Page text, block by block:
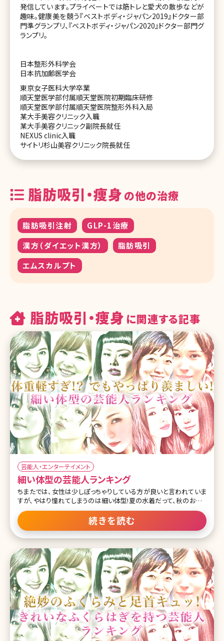
発信しています。プライベートでは筋トレと愛犬の散歩などが
趣味。健康美を競う『ベストボディ・ジャパン2019』ドクター部
門準グランプリ、『ベストボディ・ジャパン2020』ドクター部門グ
ランプリ。
日本整形外科学会
日本抗加齢医学会
東京女子医科大学卒業
順天堂医学部付属順天堂医院初期臨床研修
順天堂医学部付属順天堂医院整形外科入局
某大手美容クリニック入職
某大手美容クリニック副院長就任
NEXUS clinic入職
サイトリ杉山美容クリニック院⻑就任
脂肪吸引・痩身 の他の治療
脂肪吸引注射
GLP-1治療
漢方（ダイエット漢方）
脂肪吸引
エムスカルプト
脂肪吸引・痩身 に関連する記事
芸能人・エンターテイメント
細い体型の芸能人ランキング
ちまたでは、女性は少しぽっちゃりしている方が良いと言われていま
すが、やはり憧れてしまうのは細い体型!夏の水着だって、秋のおしゃ
れだって、春の彩りだって、冬のコートだって、着るだけでかっこよく決
まり、選べるファッションの種類も豊富です♪ 基本的に見られる職業
である、モデル・女優・タレントなどの女性芸能人は、細い人が多いで
すね。今回は、そのなかでも抜群に細身な芸能人をランキング形式
桐谷美玲(@mirei_kiritani_)がシェアした投稿 モデルや女優として活
躍する桐谷美玲さんは、細い芸能人という話題の時に、いつも名前が
真っ先に上がります。一般人とは、骨格から何から違いすぎるというこ
とを思わせてくれる、まさに細身の芸能人No.1です。一時のプロフィ
ー
続きを読む